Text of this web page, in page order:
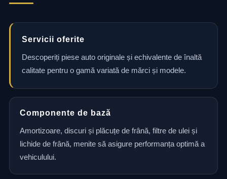
Servicii oferite
Descoperiți piese auto originale și echivalente de înaltă
calitate pentru o gamă variată de mărci și modele.
Componente de bază
Amortizoare, discuri și plăcuțe de frână, filtre de ulei și
lichide de frână, menite să asigure performanța optimă a
vehiculului.